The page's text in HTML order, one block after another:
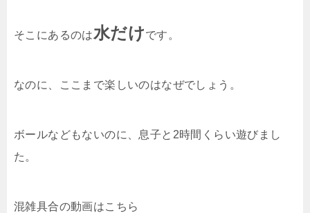
そこにあるのは水だけです。
なのに、ここまで楽しいのはなぜでしょう。
ボールなどもないのに、息子と2時間くらい遊びまし
た。
混雑具合の動画はこちら